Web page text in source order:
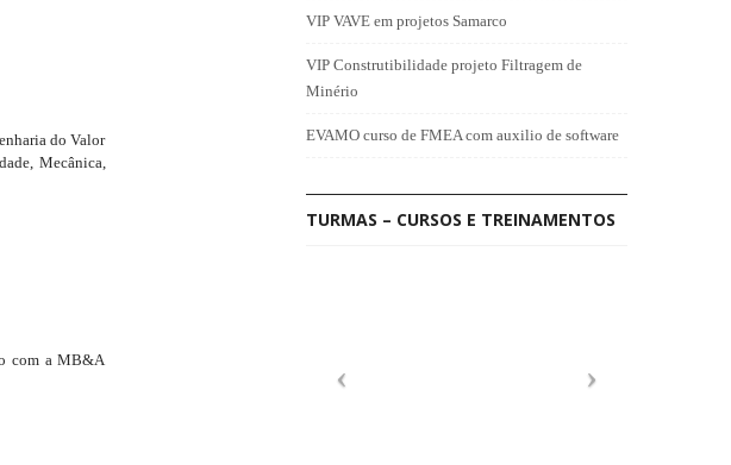
do Valor
Mecânica,
com a MB&A
VIP VAVE em projetos Samarco
VIP Construtibilidade projeto Filtragem de
Minério
EVAMO curso de FMEA com auxilio de software
TURMAS – CURSOS E TREINAMENTOS